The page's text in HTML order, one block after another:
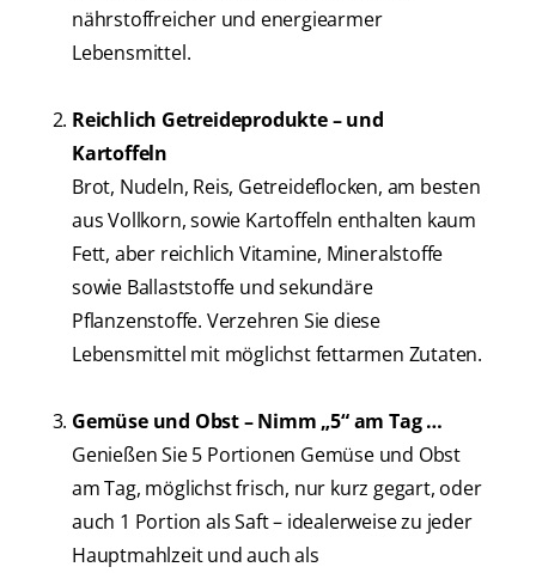
nährstoffreicher und energiearmer
Lebensmittel.
Reichlich Getreideprodukte – und
Kartoffeln
Brot, Nudeln, Reis, Getreideflocken, am besten
aus Vollkorn, sowie Kartoffeln enthalten kaum
Fett, aber reichlich Vitamine, Mineralstoffe
sowie Ballaststoffe und sekundäre
Pflanzenstoffe. Verzehren Sie diese
Lebensmittel mit möglichst fettarmen Zutaten.
Gemüse und Obst – Nimm „5“ am Tag …
Genießen Sie 5 Portionen Gemüse und Obst
am Tag, möglichst frisch, nur kurz gegart, oder
auch 1 Portion als Saft – idealerweise zu jeder
Hauptmahlzeit und auch als